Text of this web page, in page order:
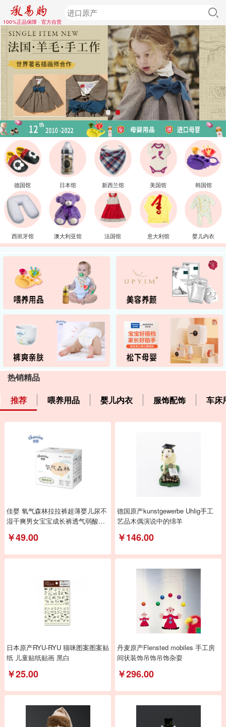
100%正品保障 · 官方自营
德国馆 日本馆 新西兰馆 美国馆 韩国馆
西班牙馆 澳大利亚馆 法国馆 意大利馆 婴儿内衣
热销精品
推荐
喂养用品 婴儿内衣 服饰配饰 车床
佳婴 氧气森林拉拉裤超薄婴儿尿不
湿干爽男女宝宝成长裤透气弱酸亲
￥49.00
德国原产kunstgewerbe Uhlig手工
艺品木偶演说中的绵羊
￥146.00
日本原产RYU-RYU 猫咪图案图案贴
纸 儿童贴纸贴画 黑白
￥25.00
丹麦原产Flensted mobiles 手工房
间状装饰吊饰吊饰杂耍
￥296.00